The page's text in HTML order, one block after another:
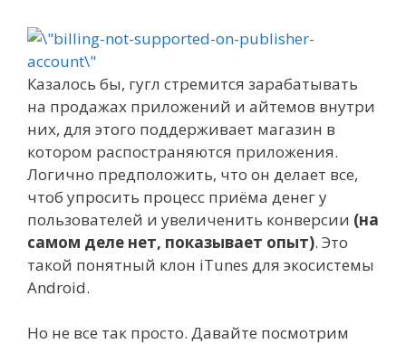
Казалось бы, гугл стремится зарабатывать
на продажах приложений и айтемов внутри
них, для этого поддерживает магазин в
котором распостраняются приложения.
Логично предположить, что он делает все,
чтоб упросить процесс приёма денег у
пользователей и увеличенить конверсии (на
самом деле нет, показывает опыт). Это
такой понятный клон iTunes для экосистемы
Android.
Но не все так просто. Давайте посмотрим